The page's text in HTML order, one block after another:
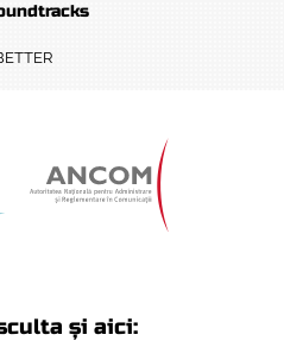
și aici: